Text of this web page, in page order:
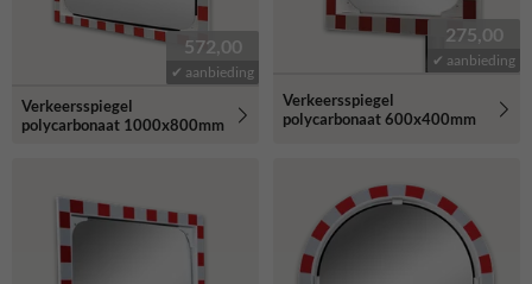
572,00
✔ aanbieding
Verkeersspiegel
polycarbonaat 1000x800mm
275,00
✔ aanbieding
Verkeersspiegel
polycarbonaat 600x400mm